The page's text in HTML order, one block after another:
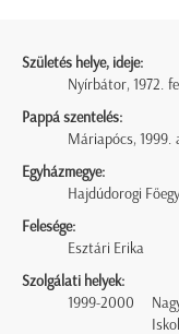
Születés helye, ideje:
Nyírbátor, 1972.
Pappá szentelés:
Máriapócs, 1999.
Egyházmegye:
Hajdúdorogi
Felesége:
Esztári Erika
Szolgálati helyek:
1999-2000